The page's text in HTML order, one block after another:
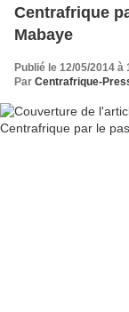
Centrafrique
Mabaye
Publié le 12/05/2014 à
Par Centrafrique-